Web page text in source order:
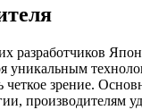
разработчиков
уникальным
зрение.
производителям